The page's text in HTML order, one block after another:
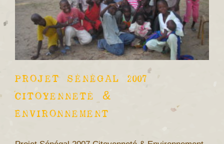
Projet Sénégal 2007
Citoyenneté &
Environnement